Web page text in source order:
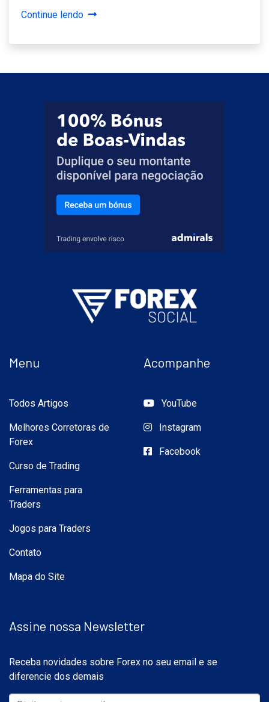
Continue lendo
Menu
Todos Artigos
Melhores Corretoras de
Forex
Curso de Trading
Ferramentas para
Traders
Jogos para Traders
Contato
Mapa do Site
Acompanhe
YouTube
Instagram
Facebook
Assine nossa Newsletter
Receba novidades sobre Forex no seu email e se
diferencie dos demais